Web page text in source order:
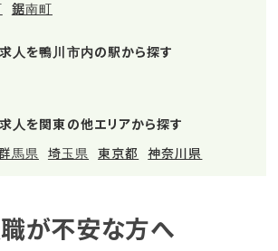
鋸南町
人を鴨川市内の駅から探す
人を関東の他エリアから探す
馬県 埼玉県 東京都 神奈川県
が不安な方へ